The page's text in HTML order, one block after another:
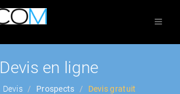
Devis en ligne
Devis Prospects Devis gratuit